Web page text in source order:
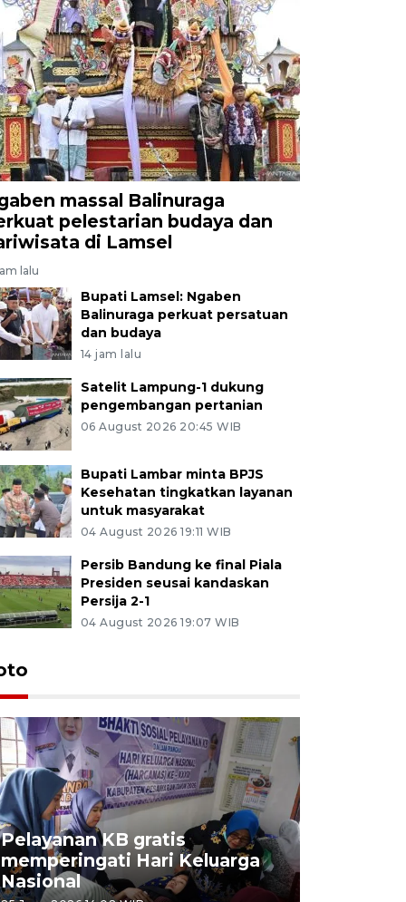
massal Balinuraga
pelestarian budaya dan
di Lamsel
lalu
Bupati Lamsel: Ngaben
Balinuraga perkuat persatuan
dan budaya
14 jam lalu
Satelit Lampung-1 dukung
pengembangan pertanian
06 August 2026 20:45 WIB
Bupati Lambar minta BPJS
Kesehatan tingkatkan layanan
untuk masyarakat
04 August 2026 19:11 WIB
Persib Bandung ke final Piala
Presiden seusai kandaskan
Persija 2-1
04 August 2026 19:07 WIB
Pelayanan KB gratis
memperingati Hari Keluarga
Nasional